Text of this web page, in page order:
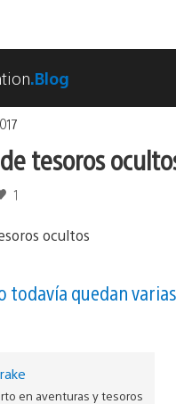
.Blog
tesoros
1
todavía quedan
en aventuras y tesoros